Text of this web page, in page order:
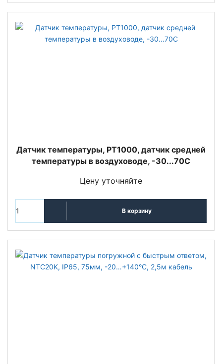
Датчик температуры, PT1000, датчик средней
температуры в воздуховоде, -30...70С
Цену уточняйте
В корзину